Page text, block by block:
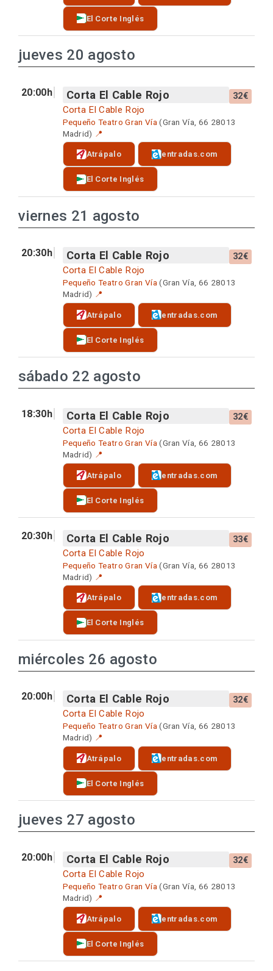
El Corte Inglés
jueves 20 agosto
20:00h Corta El Cable Rojo 32€
Corta El Cable Rojo
Pequeño Teatro Gran Vía (Gran Vía, 66 28013
Madrid) 📍
Atrápalo entradas.com
El Corte Inglés
viernes 21 agosto
20:30h Corta El Cable Rojo 32€
Corta El Cable Rojo
Pequeño Teatro Gran Vía (Gran Vía, 66 28013
Madrid) 📍
Atrápalo entradas.com
El Corte Inglés
sábado 22 agosto
18:30h Corta El Cable Rojo 32€
Corta El Cable Rojo
Pequeño Teatro Gran Vía(Gran Vía, 66 28013
Madrid) 📍
Atrápalo entradas.com
El Corte Inglés
20:30h Corta El Cable Rojo 33€
Corta El Cable Rojo
Pequeño Teatro Gran Vía (Gran Vía, 66 28013
Madrid) 📍
Atrápalo entradas.com
El Corte Inglés
miércoles 26 agosto
20:00h Corta El Cable Rojo 32€
Corta El Cable Rojo
Pequeño Teatro Gran Vía (Gran Vía, 66 28013
Madrid) 📍
Atrápalo entradas.com
El Corte Inglés
jueves 27 agosto
20:00h Corta El Cable Rojo 32€
Corta El Cable Rojo
Pequeño Teatro Gran Vía(Gran Vía, 66 28013
Madrid) 📍
Atrápalo entradas.com
El Corte Inglés